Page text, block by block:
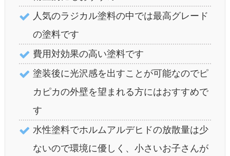
人気のラジカル塗料の中では最高グレード
の塗料です
費用対効果の高い塗料です
塗装後に光沢感を出すことが可能なのでピ
カピカの外壁を望まれる方にはおすすめで
す
水性塗料でホルムアルデヒドの放散量は少
ないので環境に優しく、小さいお子さんが